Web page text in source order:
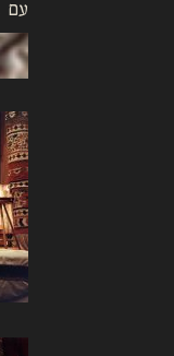
עם